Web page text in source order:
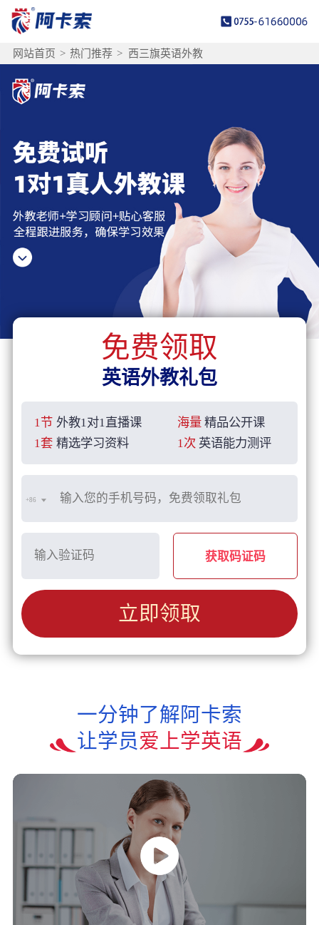
网站首页 > 热门推荐 > 西三旗英语外教
免费领取
英语外教礼包
1节 外教1对1直播课 海量 精品公开课
1套 精选学习资料 1次 英语能力测评
+86
获取码证码
立即领取
一分钟了解阿卡索
让学员爱上学英语